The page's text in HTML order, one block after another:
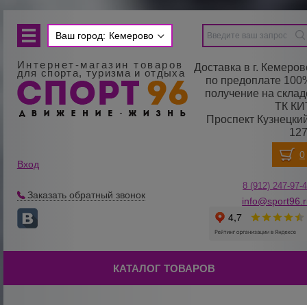
Ваш город: Кемерово
Интернет-магазин товаров
для спорта, туризма и отдыха
Доставка в г.
по предоплате
получение на
ТК
Проспект
Вход
Заказать обратный звонок
8 (912) 247-97-
КАТАЛОГ ТОВАРОВ